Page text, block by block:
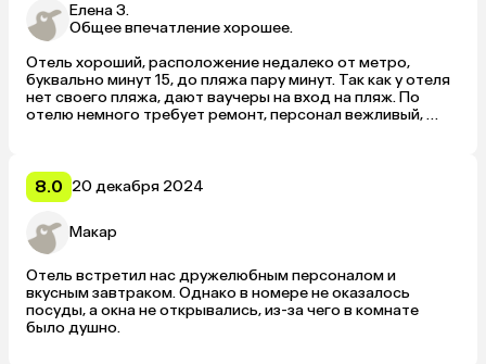
Елена З.
Общее впечатление хорошее.
Отель хороший, расположение недалеко от метро,
буквально минут 15, до пляжа пару минут. Так как у отеля
нет своего пляжа, дают ваучеры на вход на пляж. По
отелю немного требует ремонт, персонал вежливый,
8.0 20 декабря 2024
Макар
Отель встретил нас дружелюбным персоналом и
вкусным завтраком. Однако в номере не оказалось
посуды, а окна не открывались, из-за чего в комнате
было душно.